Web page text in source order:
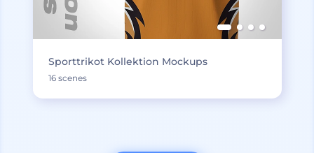
Sporttrikot Kollektion Mockups
16 scenes